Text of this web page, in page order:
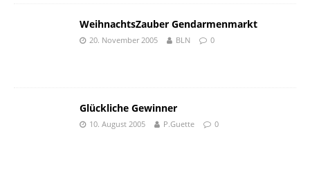
WeihnachtsZauber Gendarmenmarkt
20. November 2005 BLN 0
Glückliche Gewinner
10. August 2005 P.Guette 0